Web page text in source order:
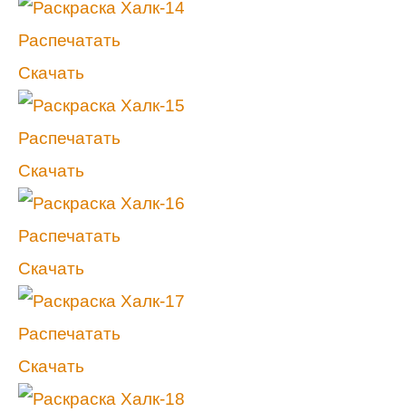
Распечатать
Скачать
Распечатать
Скачать
Распечатать
Скачать
Распечатать
Скачать